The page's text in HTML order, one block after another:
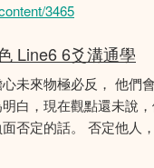
3465
Line6 6爻溝通學
未來物極必反， 他們
白，現在觀點還未說
否定的話。 否定他人